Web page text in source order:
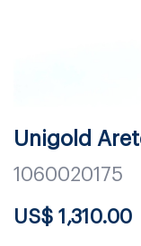
Unigold
1060020175
US$ 1,310.00